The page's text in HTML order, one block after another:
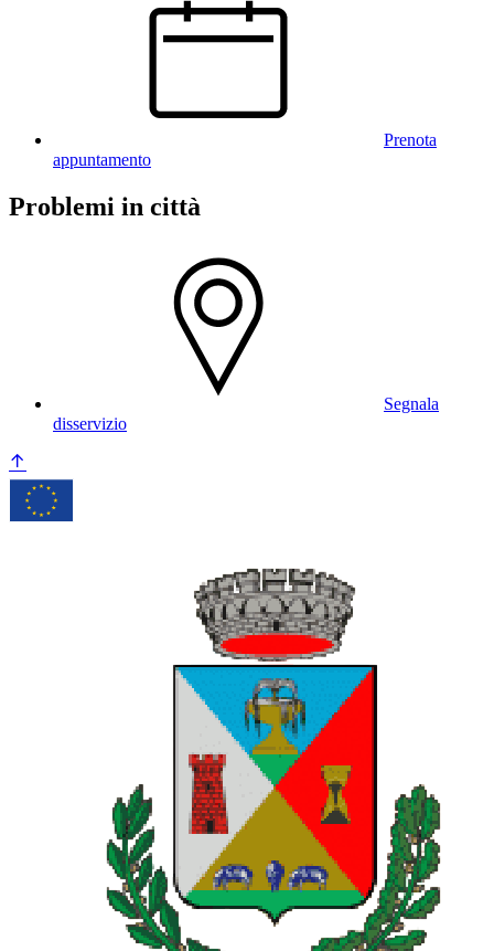
Prenota
appuntamento
Problemi in città
Segnala
disservizio